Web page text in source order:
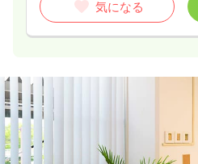
気になる